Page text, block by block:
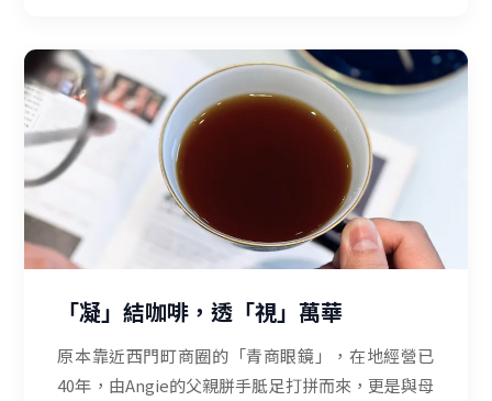
巧思，讓您送長輩面子十足，送朋友更顯心意滿
滿！
「凝」結咖啡，透「視」萬華
原本靠近西門町商圈的「青商眼鏡」，在地經營已
40年，由Angie的父親胼手胝足打拼而來，更是與母